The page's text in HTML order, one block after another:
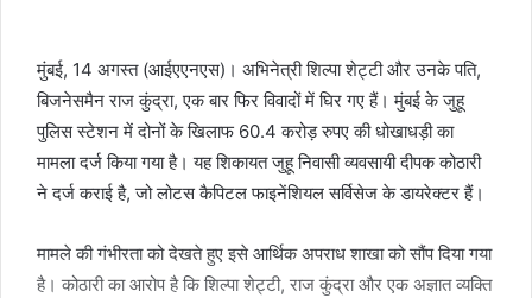
मुंबई, 14 अगस्त (आईएएनएस)। अभिनेत्री शिल्पा शेट्टी और उनके पति,
बिजनेसमैन राज कुंद्रा, एक बार फिर विवादों में घिर गए हैं। मुंबई के जुहू
पुलिस स्टेशन में दोनों के खिलाफ 60.4 करोड़ रुपए की धोखाधड़ी का
मामला दर्ज किया गया है। यह शिकायत जुहू निवासी व्यवसायी दीपक कोठारी
ने दर्ज कराई है, जो लोटस कैपिटल फाइनेंशियल सर्विसेज के डायरेक्टर हैं।
मामले की गंभीरता को देखते हुए इसे आर्थिक अपराध शाखा को सौंप दिया गया
है। कोठारी का आरोप है कि शिल्पा शेट्टी, राज कुंद्रा और एक अज्ञात व्यक्ति